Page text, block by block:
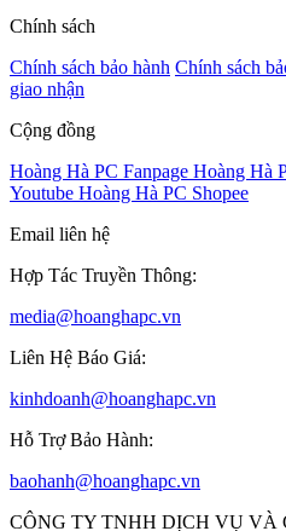
Chính sách
Chính sách bảo hành Chính sách
giao nhận
Cộng đồng
Hoàng Hà PC Fanpage Hoàng Hà
Youtube Hoàng Hà PC Shopee
Email liên hệ
Hợp Tác Truyền Thông:
media@hoanghapc.vn
Liên Hệ Báo Giá:
kinhdoanh@hoanghapc.vn
Hỗ Trợ Bảo Hành:
baohanh@hoanghapc.vn
CÔNG TY TNHH DỊCH VỤ VÀ